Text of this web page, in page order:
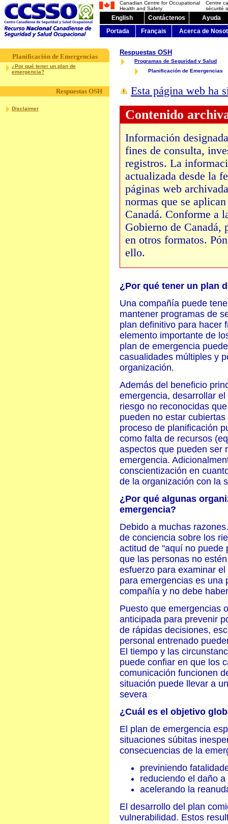
Canadian Centre for Occupational
Health and Safety
Centre
sécurité
English Contáctenos
Ayuda
Portada
Français Acerca de
Planificación de Emergencias
¿Por qué tener un plan de
emergencia?
Respuestas OSH
Disclaimer
Respuestas OSH
Programas de Seguridad y Salud
Planificación de Emergencias
Esta página web ha
Contenido
Información
fines de consulta,
registros. La
actualizada desde la
páginas web
normas que se
Canadá. Conforme a
Gobierno de Canadá,
en otros formatos.
ello.
¿Por qué tener un plan
Una compañía puede
mantener programas de
plan definitivo para hacer
elemento importante de
plan de emergencia
casualidades múltiples y
organización.
Además del beneficio
emergencia, desarrollar
riesgo no reconocidas
pueden no estar
proceso de planificación
como falta de recursos
aspectos que pueden ser
emergencia.
conscientización en
de la organización con la
¿Por qué algunas
emergencia?
Debido a muchas
de conciencia sobre los
actitud de "aquí no puede
que las personas no
esfuerzo para examinar
para emergencias es una
compañía y no debe
Puesto que emergencias
anticipada para prevenir
de rápidas decisiones,
personal entrenado
El tiempo y las
puede confiar en que los
comunicación funcionen
situación puede llevar a
severa
¿Cuál es el objetivo
El plan de emergencia
situaciones súbitas
consecuencias de la
previniendo
reduciendo el daño
acelerando la
El desarrollo del plan
vulnerabilidad. Estos